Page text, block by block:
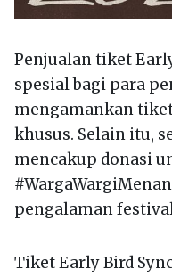
Penjualan tiket
spesial bagi para
mengamankan
khusus. Selain itu,
mencakup donasi
pengalaman
Tiket Early Bird